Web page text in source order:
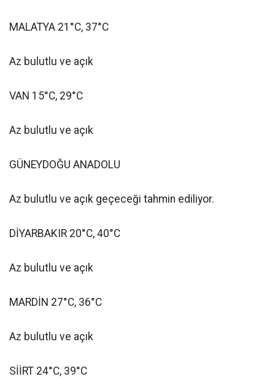
MALATYA 21°C, 37°C
Az bulutlu ve açık
VAN 15°C, 29°C
Az bulutlu ve açık
GÜNEYDOĞU ANADOLU
Az bulutlu ve açık geçeceği tahmin ediliyor.
DİYARBAKIR 20°C, 40°C
Az bulutlu ve açık
MARDİN 27°C, 36°C
Az bulutlu ve açık
SİİRT 24°C, 39°C